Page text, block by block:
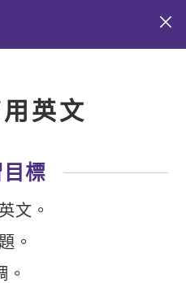
英文
標
文。
。